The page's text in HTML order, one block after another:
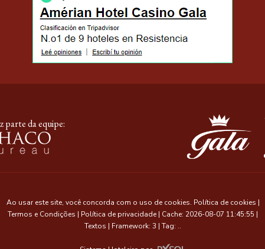
parte da equipe:
Ao usar este site, você concorda com o uso de cookies. Política de cookies |
Termos e Condições | Política de privacidade | Cache: 2026-08-07 11:45:55 |
Textos | Framework: 3 | Tag: ..